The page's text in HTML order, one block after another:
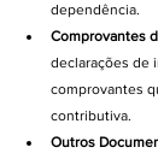
dependência.
Comprovantes
declarações de
comprovantes
contributiva.
Outros